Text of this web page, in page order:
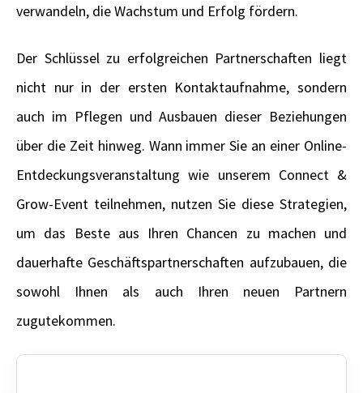
verwandeln, die Wachstum und Erfolg fördern.
Der Schlüssel zu erfolgreichen Partnerschaften liegt
nicht nur in der ersten Kontaktaufnahme, sondern
auch im Pflegen und Ausbauen dieser Beziehungen
über die Zeit hinweg. Wann immer Sie an einer Online-
Entdeckungsveranstaltung wie unserem Connect &
Grow-Event teilnehmen, nutzen Sie diese Strategien,
um das Beste aus Ihren Chancen zu machen und
dauerhafte Geschäftspartnerschaften aufzubauen, die
sowohl Ihnen als auch Ihren neuen Partnern
zugutekommen.